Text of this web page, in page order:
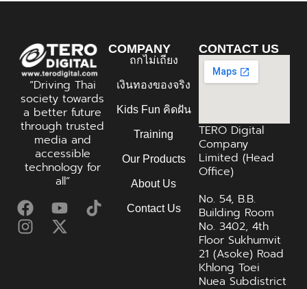
“Driving Thai
society towards
a better future
through trusted
media and
accessible
technology for
all”
COMPANY
ถกไม่เถียง
เงินทองของจริง
Kids Fun คิดฝัน
Training
Our Products
About Us
Contact Us
CONTACT US
TERO Digital
Company
Limited (Head
Office)
No. 54, B.B.
Building Room
No. 3402, 4th
Floor Sukhumvit
21 (Asoke) Road
Khlong Toei
Nuea Subdistrict